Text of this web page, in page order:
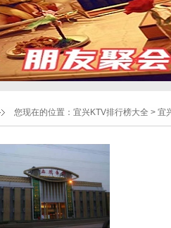
您现在的位置： 宜兴KTV排行榜大全 > 宜